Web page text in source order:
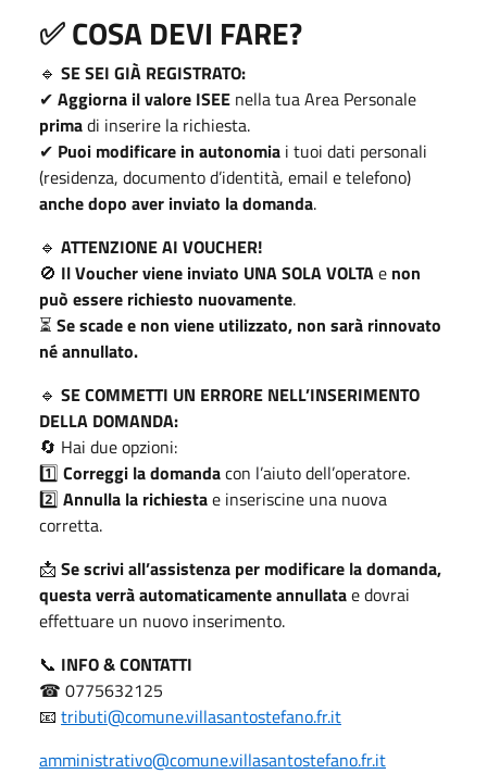
✅COSA DEVI FARE?
🔹 SE SEI GIÀ REGISTRATO:
✔ Aggiorna il valore ISEE nella tua Area Personale
primadi inserire la richiesta.
✔ Puoi modificare in autonomia i tuoi dati personali
(residenza, documento d’identità, email e telefono)
anche dopo aver inviato la domanda.
🔹 ATTENZIONE AI VOUCHER!
🚫 Il Voucher viene inviato UNA SOLA VOLTAe non
può essere richiesto nuovamente.
⏳ Se scade e non viene utilizzato, non sarà rinnovato
né annullato.
🔹 SE COMMETTI UN ERRORE NELL’INSERIMENTO
DELLA DOMANDA:
🔄 Hai due opzioni:
1️⃣ Correggi la domandacon l’aiuto dell’operatore.
2️⃣ Annulla la richiestae inseriscine una nuova
corretta.
📩 Se scrivi all’assistenza per modificare la domanda,
questa verrà automaticamente annullatae dovrai
effettuare un nuovo inserimento.
📞 INFO & CONTATTI
☎ 0775632125
📧 tributi@comune.villasantostefano.fr.it
amministrativo@comune.villasantostefano.fr.it